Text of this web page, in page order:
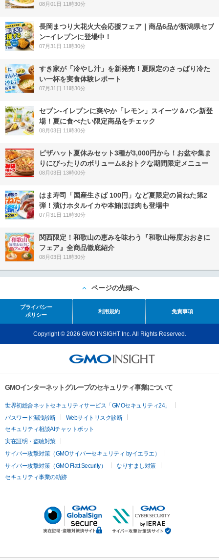
08月01日 11時30分
長岡まつり大花火大会応援フェア｜商品6品が新潟県セブ
ン−イレブンに登場中！
07月31日 11時30分
すき家が「冷やし汁」を新発売！夏限定のさっぱり冷た
い一杯を実食体験レポート
07月31日 11時30分
セブン‐イレブンに爽やか「レモン」スイーツ＆パン新登
場！夏に食べたい限定商品をチェック
08月03日 11時30分
ピザハット夏休みセット3種が3,000円から！お盆や集ま
りにぴったりのボリューム&おトクな期間限定メニュー
08月03日 13時00分
はま寿司「国産生さば 100円」など夏限定の旨ねた第2
弾！漬けホタルイカや本鮪ほほ肉も登場中
07月31日 11時30分
関西限定！和歌山の恵みを味わう『和歌山毎度おおきに
フェア』全商品徹底紹介
08月03日 11時30分
ページの先頭へ
プライバシー
ポリシー
利用規約 免責事項
Copyright © 2026 GMO INSIGHT Inc. All Rights Reserved.
GMOインターネットグループのセキュリティ事業について
世界初総合ネットセキュリティサービス「GMOセキュリティ24」
パスワード漏洩診断
Webサイトリスク診断
セキュリティ相談AIチャットボット
実在証明・盗聴対策
サイバー攻撃対策（GMOサイバーセキュリティ byイエラエ）
サイバー攻撃対策（GMO Flatt Security）
なりすまし対策
セキュリティ事業の軌跡